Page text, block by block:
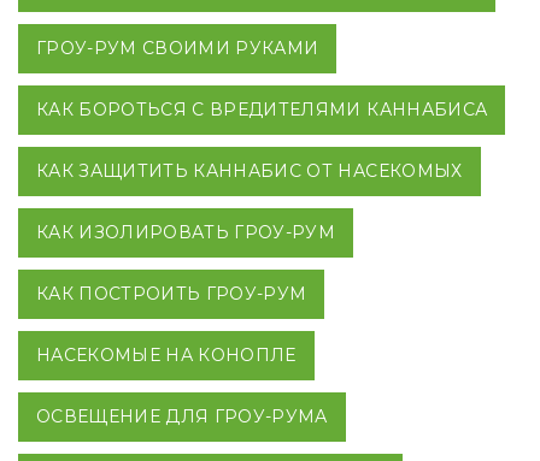
ГРОУ-РУМ СВОИМИ РУКАМИ
КАК БОРОТЬСЯ С ВРЕДИТЕЛЯМИ КАННАБИСА
КАК ЗАЩИТИТЬ КАННАБИС ОТ НАСЕКОМЫХ
КАК ИЗОЛИРОВАТЬ ГРОУ-РУМ
КАК ПОСТРОИТЬ ГРОУ-РУМ
НАСЕКОМЫЕ НА КОНОПЛЕ
ОСВЕЩЕНИЕ ДЛЯ ГРОУ-РУМА